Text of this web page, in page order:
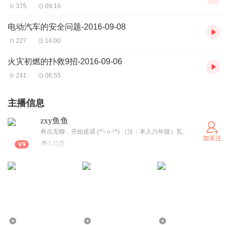
375 09:16
电动汽车的安全问题-2016-09-08
227 14:00
火灾初燃的扑救9招-2016-09-06
241 06:55
主播信息
zxy鱼鱼
有点无聊，开始造谣 (*^ o ^*) （注：本人六年级）瓦开始看魔卡少女樱了！樱狼99！！ 好朋友：蝴蝶忍_小忍 炭炭鼠1姲妍 不许动！动者s
1.55万
加关注